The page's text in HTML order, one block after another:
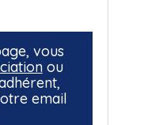
vous
ou
email